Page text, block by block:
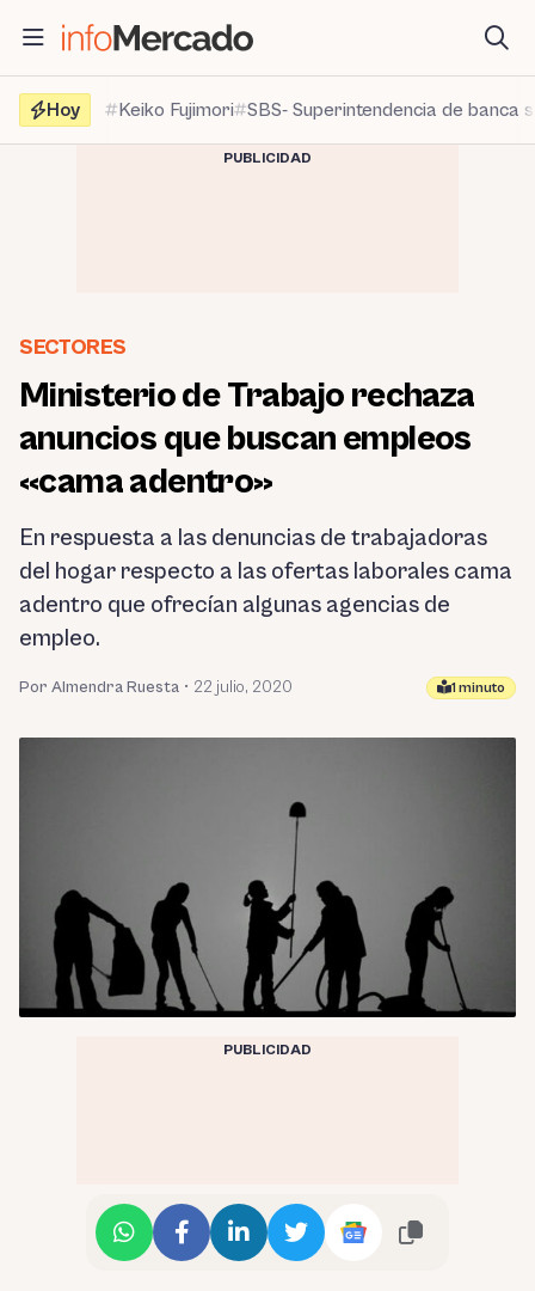
contenido
Hoy
Keiko Fujimori SBS- Superintendencia de banca
PUBLICIDAD
SECTORES
Ministerio de Trabajo rechaza
anuncios que buscan empleos
«cama adentro»
En respuesta a las denuncias de trabajadoras
del hogar respecto a las ofertas laborales cama
adentro que ofrecían algunas agencias de
empleo.
Por Almendra Ruesta • 22 julio, 2020 1 minuto
PUBLICIDAD